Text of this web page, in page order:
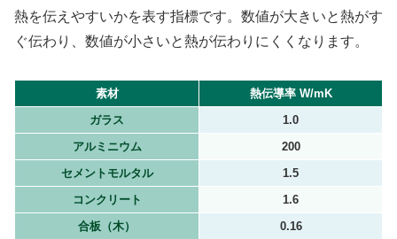
熱を伝えやすいかを表す指標です。数値が大きいと熱がす
ぐ伝わり、数値が小さいと熱が伝わりにくくなります。
素材
熱伝導率 W/mK
ガラス
1.0
アルミニウム
200
セメントモルタル
1.5
コンクリート
1.6
合板（木）
0.16